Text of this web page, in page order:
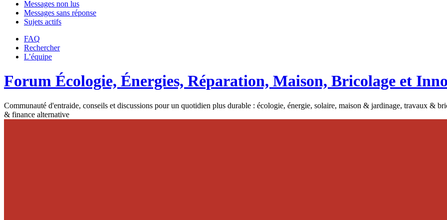
Messages non lus
Messages sans réponse
Sujets actifs
FAQ
Rechercher
L’équipe
Forum Écologie, Énergies, Réparation, Maison, Bricolage et
Communauté d'entraide, conseils et discussions pour un quotidien plus durable : écologie, énergie, solaire, maison & jardinage, travaux &
& finance alternative